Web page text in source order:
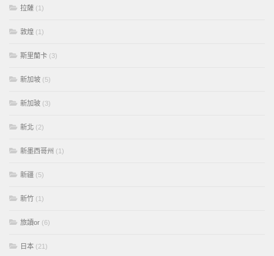
拉薩 (1)
敦煌 (1)
斯里蘭卡 (3)
新加坡 (5)
新加玻 (3)
新北 (2)
新墨西哥州 (1)
新疆 (5)
新竹 (1)
旅讀or (6)
日本 (21)